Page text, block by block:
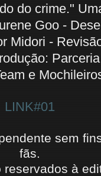
do crime."
Goo -
Midori -
e
LINK#01
sem
fãs.
à